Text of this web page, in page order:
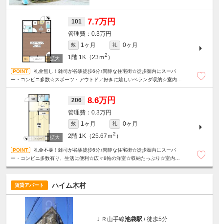
101 7.7万円
0.3万円
敷 1ヶ月 礼
0ヶ月
1階 1K（23ｍ2 ）
礼金無し！雑司が谷駅徒歩6分♪閑静な住宅街☆徒歩圏内にスーパ
ー・コンビニ多数☆スポーツ・アウトドア好きに嬉しいベランダ収納☆室内洗
206 8.6万円
0.3万円
敷 1ヶ月 礼
0ヶ月
2階 1K（25.67ｍ2 ）
礼金不要！雑司が谷駅徒歩6分♪閑静な住宅街☆徒歩圏内にスーパ
ー・コンビニ多数有り、生活に便利☆広々8帖の洋室☆収納たっぷり☆室内洗濯
賃貸アパート ハイム木村
ＪＲ山手線池袋駅 / 徒歩5分